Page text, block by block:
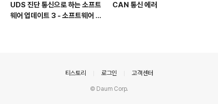
UDS 진단 통신으로 하는 소프트
웨어 업데이트 3 - 소프트웨어 전
CAN 통신 에러
티스토리 로그인 고객센터
© Daum Corp.